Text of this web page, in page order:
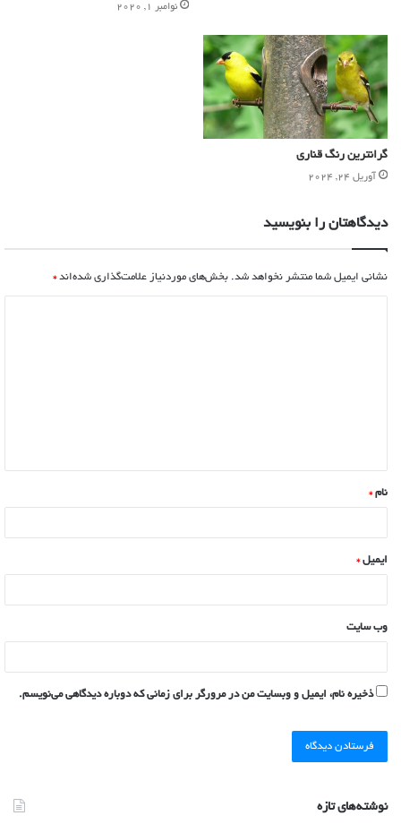
نوامبر 1, 2020
گرانترین رنگ قناری
آوریل 24, 2024
دیدگاهتان را بنویسید
نشانی ایمیل شما منتشر نخواهد شد. بخش‌های موردنیاز علامت‌گذاری شده‌اند*
نام*
ایمیل*
وب‌ سایت
ذخیره نام، ایمیل و وبسایت من در مرورگر برای زمانی که دوباره دیدگاهی می‌نویسم.
نوشته‌های تازه